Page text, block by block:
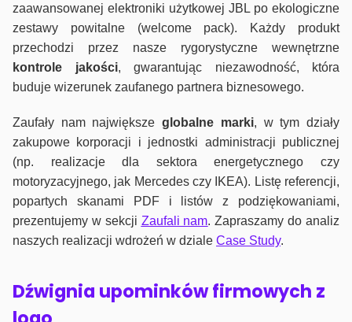
zaawansowanej elektroniki użytkowej JBL po ekologiczne
zestawy powitalne (welcome pack). Każdy produkt
przechodzi przez nasze rygorystyczne wewnętrzne
kontrole jakości, gwarantując niezawodność, która
buduje wizerunek zaufanego partnera biznesowego.
Zaufały nam największeglobalne marki, w tym działy
zakupowe korporacji i jednostki administracji publicznej
(np. realizacje dla sektora energetycznego czy
motoryzacyjnego, jak Mercedes czy IKEA). Listę referencji,
popartych skanami PDF i listów z podziękowaniami,
prezentujemy w sekcji Zaufali nam. Zapraszamy do analiz
naszych realizacji wdrożeń w dziale Case Study.
Dźwignia upominków firmowych z